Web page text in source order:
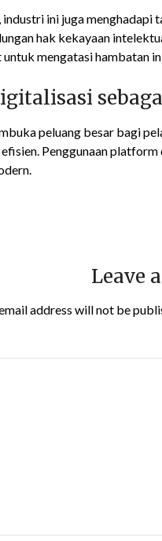
ini juga menghadapi
hak kekayaan
mengatasi hambatan
peluang besar bagi
Penggunaan
Leave
address will not be